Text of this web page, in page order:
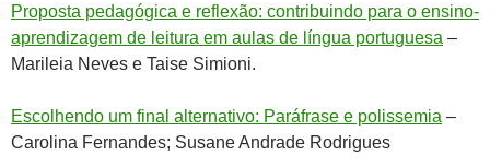
Proposta pedagógica e reflexão: contribuindo para o ensino-
aprendizagem de leitura em aulas de língua portuguesa –
Marileia Neves e Taise Simioni.
Escolhendo um final alternativo: Paráfrase e polissemia –
Carolina Fernandes; Susane Andrade Rodrigues